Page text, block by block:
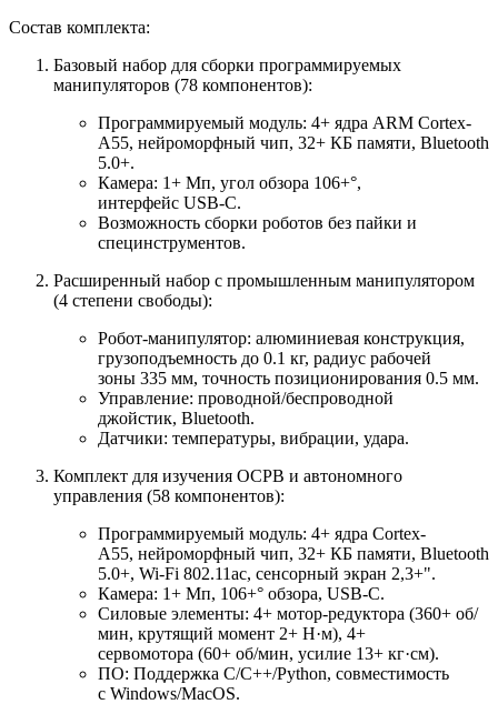
Состав комплекта:
Базовый набор для сборки программируемых
манипуляторов (78 компонентов):
Программируемый модуль: 4+ ядра ARM Cortex-
A55, нейроморфный чип, 32+ КБ памяти, Bluetooth
5.0+.
Камера: 1+ Мп, угол обзора 106+°,
интерфейс USB-C.
Возможность сборки роботов без пайки и
специнструментов.
Расширенный набор с промышленным манипулятором
(4 степени свободы):
Робот-манипулятор: алюминиевая конструкция,
грузоподъемность до 0.1 кг, радиус рабочей
зоны 335 мм, точность позиционирования 0.5 мм.
Управление: проводной/беспроводной
джойстик, Bluetooth.
Датчики: температуры, вибрации, удара.
Комплект для изучения ОСРВ и автономного
управления (58 компонентов):
Программируемый модуль: 4+ ядра Cortex-
A55, нейроморфный чип, 32+ КБ памяти, Bluetooth
5.0+, Wi-Fi 802.11ac, сенсорный экран 2,3+".
Камера: 1+ Мп, 106+° обзора, USB-C.
Силовые элементы: 4+ мотор-редуктора (360+ об/
мин, крутящий момент 2+ Н·м), 4+
сервомотора (60+ об/мин, усилие 13+ кг·см).
ПО: Поддержка C/C++/Python, совместимость
с Windows/MacOS.